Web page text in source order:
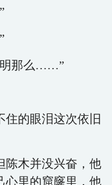
明那么……”
住的眼泪这次依旧
陈木并没兴奋，他
心里的窟窿里，他